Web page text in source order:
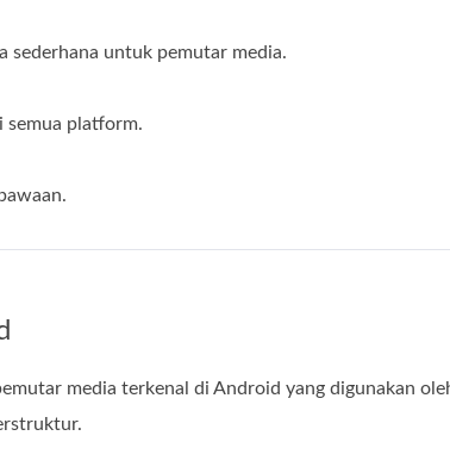
sederhana untuk pemutar media.
semua platform.
media terkenal di Android yang digunakan